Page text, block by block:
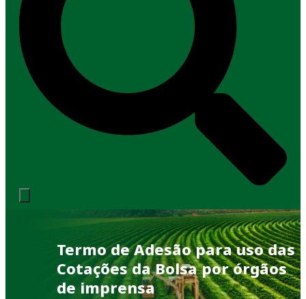
Termo de Adesão para uso das
Cotações da Bolsa por órgãos
de imprensa